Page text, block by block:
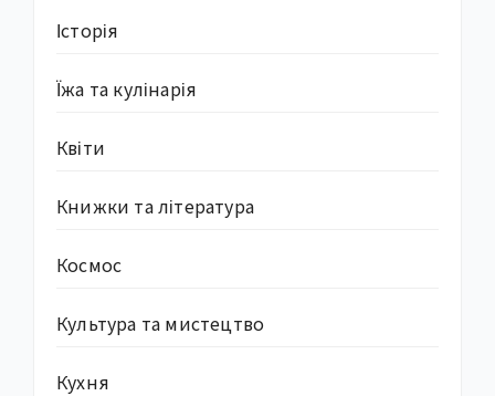
Історія
Їжа та кулінарія
Квіти
Книжки та література
Космос
Культура та мистецтво
Кухня